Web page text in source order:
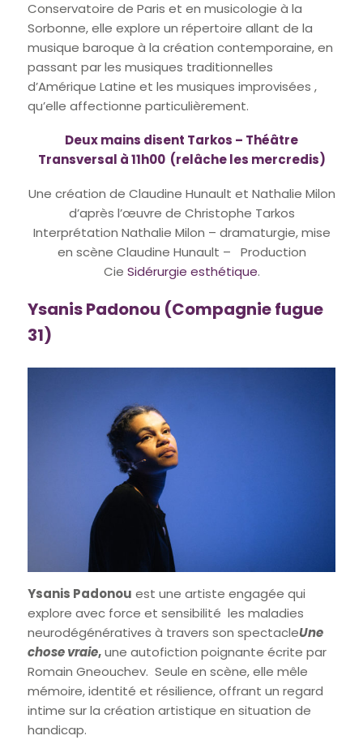
Conservatoire de Paris et en musicologie à la
Sorbonne, elle explore un répertoire allant de la
musique baroque à la création contemporaine, en
passant par les musiques traditionnelles
d’Amérique Latine et les musiques improvisées ,
qu’elle affectionne particulièrement.
Deux mains disent Tarkos – Théâtre
Transversal à 11h00 (relâche les mercredis)
Une création de Claudine Hunault et Nathalie Milon
d’après l’œuvre de Christophe Tarkos
Interprétation Nathalie Milon – dramaturgie, mise
en scène Claudine Hunault – Production
Cie Sidérurgie esthétique.
Ysanis Padonou (Compagnie fugue
31)
Ysanis Padonou est une artiste engagée qui
explore avec force et sensibilité les maladies
neurodégénératives à travers son spectacleUne
chose vraie,une autofiction poignante écrite par
Romain Gneouchev. Seule en scène, elle mêle
mémoire, identité et résilience, offrant un regard
intime sur la création artistique en situation de
handicap.